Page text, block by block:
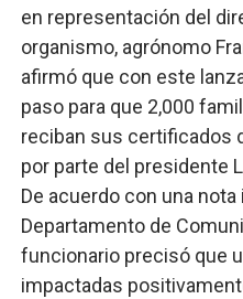
en representación del
organismo, agrónomo
afirmó que con este
paso para que 2,000
reciban sus certificados
por parte del presidente
De acuerdo con una
Departamento de
funcionario precisó que
impactadas